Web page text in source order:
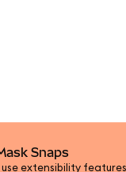
Snaps
extensibility